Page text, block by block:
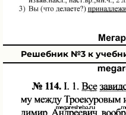
Решебник №3 к